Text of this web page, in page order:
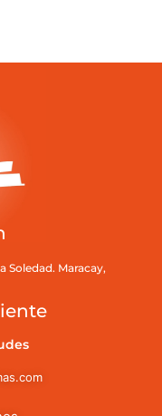
Soledad. Maracay,